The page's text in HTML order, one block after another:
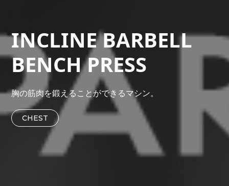
INCLINE BARBELL
BENCH PRESS
胸の筋肉を鍛えることができるマシン。
CHEST